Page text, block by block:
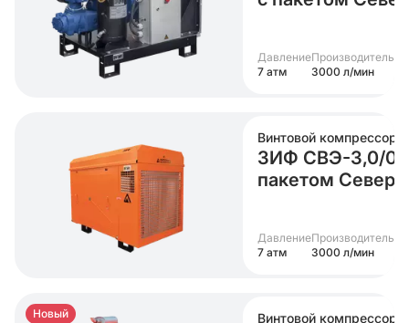
Давление
7 атм
3000 л/мин
Винтовой компрессор
ЗИФ СВЭ-3,0/
пакетом Север
Давление
7 атм
3000 л/мин
Новый Винтовой компрессор